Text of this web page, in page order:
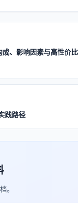
、影响因素与高性价比
践路径
。